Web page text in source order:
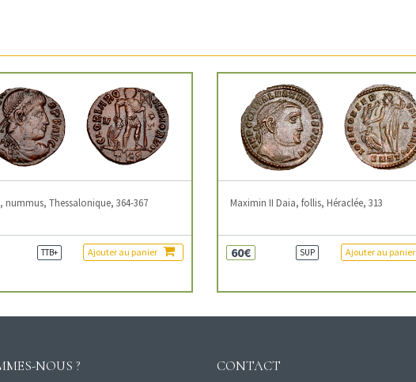
nummus, Thessalonique, 364-367
TTB+ Ajouter au panier
Maximin II Daia, follis, Héraclée, 313
60€ SUP Ajouter au panier
NOUS ? CONTACT